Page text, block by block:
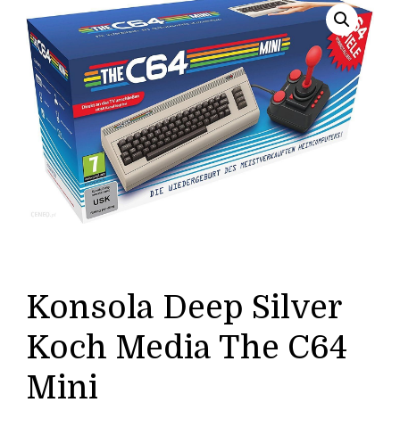
Konsola Deep Silver
Koch Media The C64
Mini